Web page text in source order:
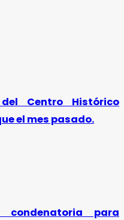
Centro Histórico
el mes pasado.
condenatoria para